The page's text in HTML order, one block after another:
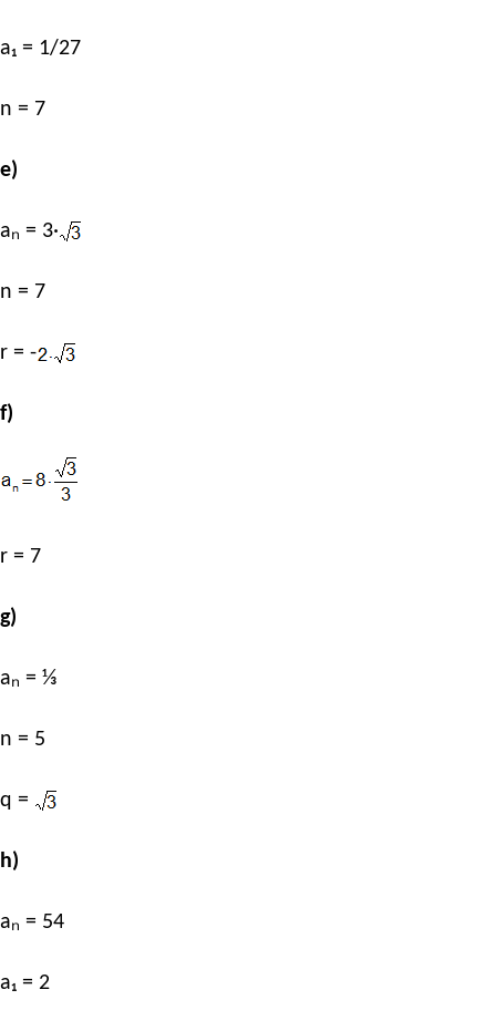
a₁ = 1/27
n = 7
e)
aₙ = 3·
n = 7
r = -
f)
r = 7
g)
aₙ = ⅓
n = 5
q =
h)
aₙ = 54
a₁ = 2